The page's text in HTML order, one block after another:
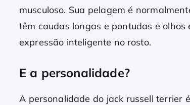
musculoso. Sua pelagem é
têm caudas longas e pontudas e
expressão inteligente no rosto.
E a personalidade?
A personalidade do jack russell terrier